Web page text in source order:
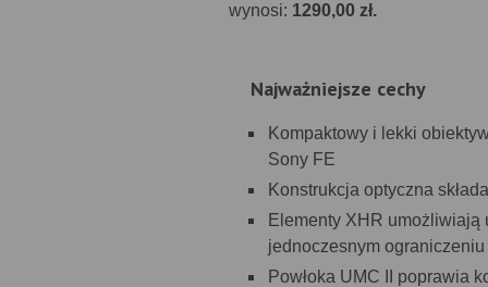
wynosi: 1290,00 zł.
Najważniejsze cechy
Kompaktowy i lekki
Sony FE
Konstrukcja optyczna
Elementy XHR
jednoczesnym
Powłoka UMC II poprawia